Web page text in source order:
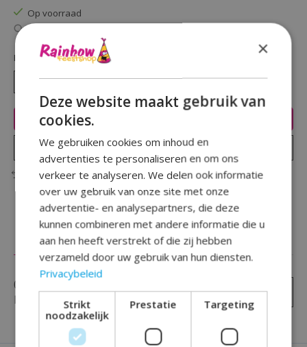
Op voorraad
Beschikbaarheid in de winkel controleren
Hoeveelheid:
Toevoegen aan winkelwagen
Plaats bestelling
Toevoegen om te vergelijken
Reviews (0)
0 sterren op basis van
beoordelingen
Je beoordeling toevoegen
×
Deze website maakt gebruik van
cookies.
We gebruiken cookies om inhoud en
advertenties te personaliseren en om ons
verkeer te analyseren. We delen ook informatie
over uw gebruik van onze site met onze
advertentie- en analysepartners, die deze
kunnen combineren met andere informatie die u
aan hen heeft verstrekt of die zij hebben
verzameld door uw gebruik van hun diensten.
Privacybeleid
Strikt
noodzakelijk
Prestatie Targeting